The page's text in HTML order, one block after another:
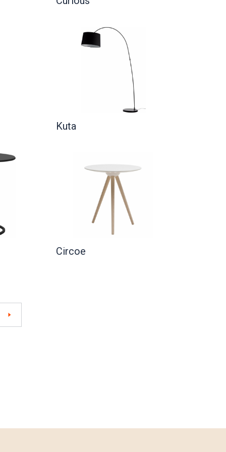
Kuta
Circoe